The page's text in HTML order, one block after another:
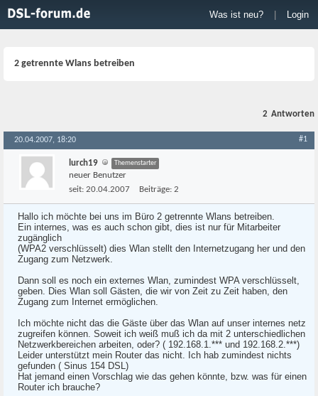
Was ist neu? Login
2 getrennte Wlans betreiben
2 Antworten
20.04.2007, 18:20 #1
lurch19 Themenstarter
neuer Benutzer
seit: 20.04.2007 Beiträge: 2
Hallo ich möchte bei uns im Büro 2 getrennte Wlans betreiben.
Ein internes, was es auch schon gibt, dies ist nur für Mitarbeiter
zugänglich
(WPA2 verschlüsselt) dies Wlan stellt den Internetzugang her und den
Zugang zum Netzwerk.
Dann soll es noch ein externes Wlan, zumindest WPA verschlüsselt,
geben. Dies Wlan soll Gästen, die wir von Zeit zu Zeit haben, den
Zugang zum Internet ermöglichen.
Ich möchte nicht das die Gäste über das Wlan auf unser internes netz
zugreifen können. Soweit ich weiß muß ich da mit 2 unterschiedlichen
Netzwerkbereichen arbeiten, oder? ( 192.168.1.*** und 192.168.2.***)
Leider unterstützt mein Router das nicht. Ich hab zumindest nichts
gefunden ( Sinus 154 DSL)
Hat jemand einen Vorschlag wie das gehen könnte, bzw. was für einen
Router ich brauche?